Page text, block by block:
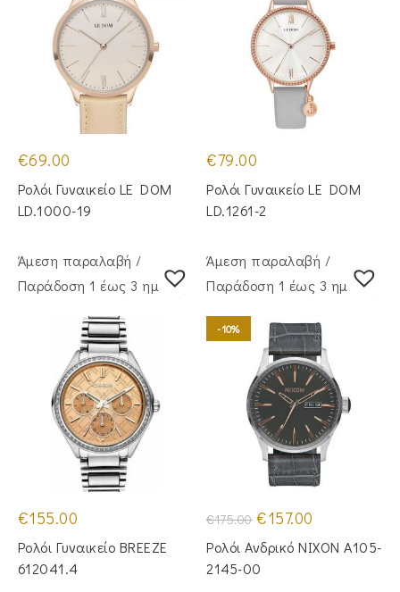
€69.00
Ρολόι Γυναικείο LE DOM
LD.1000-19
€79.00
Ρολόι Γυναικείο LE DOM
LD.1261-2
Άμεση παραλαβή /
Παράδoση 1 έως 3 ημέρες
€155.00
Ρολόι Γυναικείο BREEZE
612041.4
Άμεση παραλαβή /
Παράδoση 1 έως 3 ημέρες
-10%
€175.00 Original
price
was:
€175.00.
€157.00
τιμή
είναι:
Ρολόι Ανδρικό NIXON A105-
2145-00